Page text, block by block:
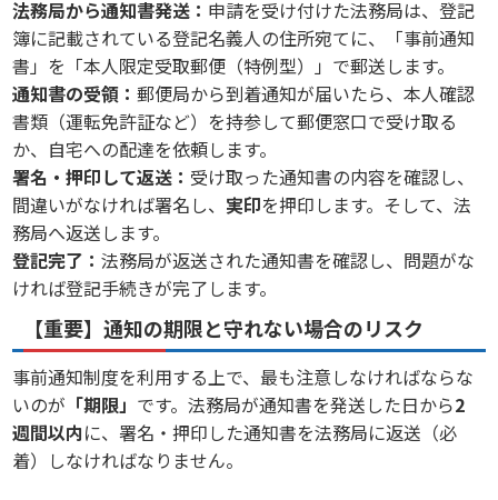
法務局から通知書発送： 申請を受け付けた法務局は、登記
簿に記載されている登記名義人の住所宛てに、「事前通知
書」を「本人限定受取郵便（特例型）」で郵送します。
通知書の受領：郵便局から到着通知が届いたら、本人確認
書類（運転免許証など）を持参して郵便窓口で受け取る
か、自宅への配達を依頼します。
署名・押印して返送： 受け取った通知書の内容を確認し、
間違いがなければ署名し、 実印を押印します。そして、法
務局へ返送します。
登記完了：法務局が返送された通知書を確認し、問題がな
ければ登記手続きが完了します。
【重要】通知の期限と守れない場合のリスク
事前通知制度を利用する上で、最も注意しなければならな
いのが 「期限」 です。法務局が通知書を発送した日から2
週間以内に、署名・押印した通知書を法務局に返送（必
着）しなければなりません。